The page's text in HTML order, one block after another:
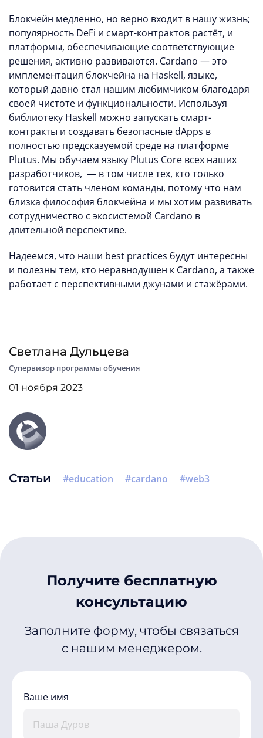
Блокчейн медленно, но верно входит в нашу жизнь;
популярность DeFi и смарт-контрактов растёт, и
платформы, обеспечивающие соответствующие
решения, активно развиваются. Cardano — это
имплементация блокчейна на Haskell, языке,
который давно стал нашим любимчиком благодаря
своей чистоте и функциональности. Используя
библиотеку Haskell можно запускать смарт-
контракты и создавать безопасные dApps в
полностью предсказуемой среде на платформе
Plutus. Мы обучаем языку Plutus Core всех наших
разработчиков, — в том числе тех, кто только
готовится стать членом команды, потому что нам
близка философия блокчейна и мы хотим развивать
сотрудничество с экосистемой Cardano в
длительной перспективе.
Надеемся, что наши best practices будут интересны
и полезны тем, кто неравнодушен к Cardano, а также
работает с перспективными джунами и стажёрами.
Светлана Дульцева
Супервизор программы обучения
01 ноября 2023
Статьи education cardano web3
Получите бесплатную
консультацию
Заполните форму, чтобы связаться
с нашим менеджером.
Ваше имя